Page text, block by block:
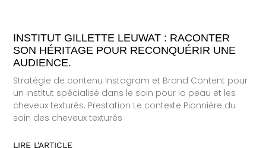
INSTITUT GILLETTE LEUWAT : RACONTER
SON HÉRITAGE POUR RECONQUÉRIR UNE
AUDIENCE.
Stratégie de contenu Instagram et Brand Content pour
un institut spécialisé dans le soin pour la peau et les
cheveux texturés. Prestation Le contexte Pionnière du
soin des cheveux texturés
LIRE L'ARTICLE